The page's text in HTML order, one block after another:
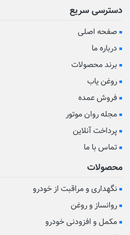
دسترسی سریع
صفحه اصلی
درباره ما
برند محصولات
روغن یاب
فروش عمده
مجله روان موتور
پرداخت آنلاین
تماس با ما
محصولات
نگهداری و مراقبت از خودرو
روانساز و روغن
مکمل و افزودنی خودرو